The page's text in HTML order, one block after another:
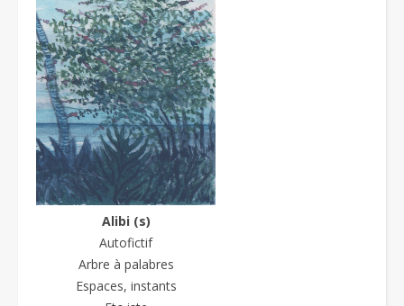
Alibi (s)
Autofictif
Arbre à palabres
Espaces, instants